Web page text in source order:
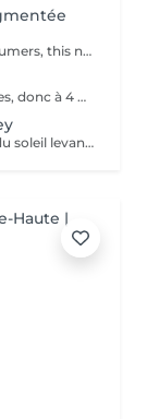
Particularly attentive to the well-being of consumers, this new exclusive LPG® protocol is the alliance of technicality, which is based on the patented technology of the CelluM6 Alliance® device and sensoriality for immediate and lasting effectiveness on the body. And this, thanks to a succession of maneuvers carried out both by the Alliance® treatment head, the application of a mask and by the hands of the practitioner
Le massage essentiel réalisé par 2 esthéticiennes, donc à 4 mains est un massage du corps complet aux huiles essentielles, qui apporte une profonde relaxation. C'est une technique favorisant la circulation énergétique et qui réactive le métabolisme. C'est un massage où on retrouve le plaisir de donner et de recevoir. En fait c'est un mélange de différentes techniques : californienne, quant au rythme, la fluidité, manoeuvres enveloppantes, et suédoise, travail précis sur les différentes parties du corps.
ASIAN JOURNEY Plongez en Asie, sur la terre du soleil levant, où chaque détail est conçu pour offrir harmonie et équilibre grâce à des soins exclusifs qui capturent l'esprit zen des anciens rituels japonais, infusés avec l'essence culturelle et cérémonielle du thé. La collection présente un parfum neuro-scientifiquement prouvé qui favorise l'harmonie et l'équilibre entre le corps et l'esprit. Des notes lactées enveloppantes s'associent à des bois crémeux sophistiqués et à des fruits exotiques. ACTIMOOD PROGRAM® : WELLBEINGMATCHA RENEWAL EXFOLIATION POUR LE CORPS Rituel d'exfoliation conçu pour révéler une peau douce et radieuse. Une formule exclusive à effet antioxydant qui enveloppe le corps d'une étreinte nourrissante et transformatrice. La caresse de sa texture gel extraordinaire permet une exfoliation aussi efficace qu'agréable. SERENITY SANCTUARY MASSAGE CORPOREL Inspiré du Shiatsu, une technique millénaire originaire du Japon, ce massage à effet relaxant vise à harmoniser le rythme naturel du corps en travaillant les méridiens énergétiques. La texture douce du lait de massage facilite le traitement, garantissant une glisse douce et agréable, tout en vous plongeant dans une atmosphère de profonde sérénité. ZEN CEREMONY RITUEL Conçu pour harmoniser le corps et l'esprit, ce rituel corporel associe la préparation et le soin de la peau à la philosophie orientale de l'équilibre holistique. Inspiré par le travail des méridiens énergétiques, il favorise un sentiment de bien-être total et profond.